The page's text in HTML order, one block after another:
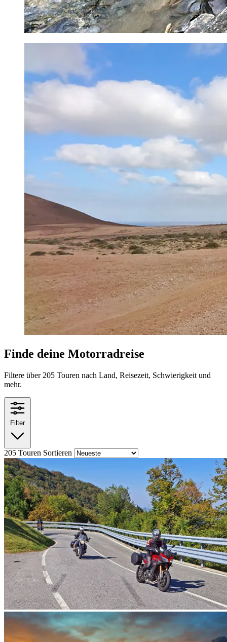
Finde deine Motorradreise
Filtere über 205 Touren nach Land, Reisezeit, Schwierigkeit und
mehr.
Filter
205 Touren Sortieren